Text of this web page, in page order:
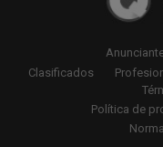
Clasificados
Política de